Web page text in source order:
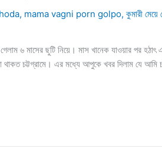
, mama vagni porn golpo, কুমারী মেয়ে
৬ মাসের ছুটি নিয়ে। মাস খানেক যাওয়ার পর হঠাৎ
চট্টগ্রামে। এর মধ্যে আপুকে খবর দিলাম যে আমি